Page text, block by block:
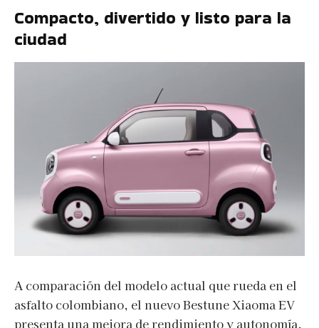
Compacto, divertido y listo para la
ciudad
A comparación del modelo actual que rueda en el
asfalto colombiano, el nuevo Bestune Xiaoma EV
presenta una mejora de rendimiento y autonomía.